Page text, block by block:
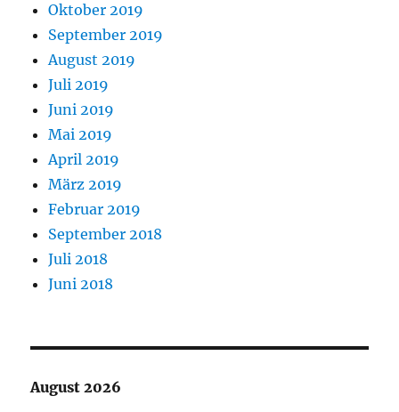
Oktober 2019
September 2019
August 2019
Juli 2019
Juni 2019
Mai 2019
April 2019
März 2019
Februar 2019
September 2018
Juli 2018
Juni 2018
August 2026